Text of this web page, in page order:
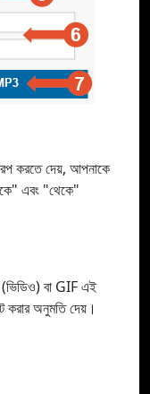
করতে দেয়, আপনাকে
এবং "থেকে"
বা GIF এই
করার অনুমতি দেয়।